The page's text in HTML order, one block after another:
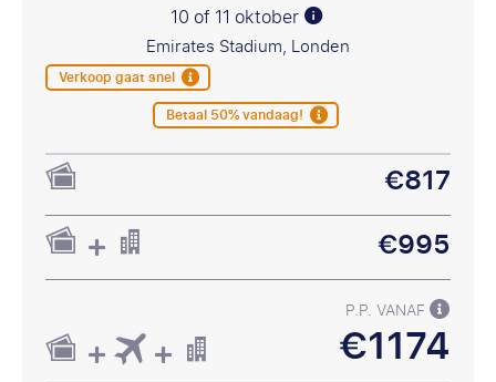
10 of 11 oktober
Emirates Stadium, Londen
Verkoop gaat snel
Betaal 50% vandaag!
€817
€995
P.P. VANAF
€1174